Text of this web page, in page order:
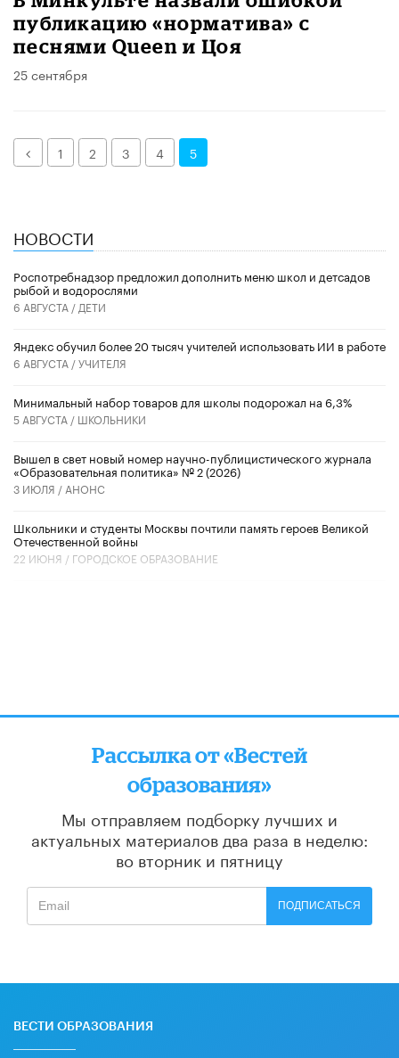
публикацию «норматива» с
песнями Queen и Цоя
25 сентября
Назад1 2 3 4 5
НОВОСТИ
Роспотребнадзор предложил дополнить меню школ и детсадов
рыбой и водорослями
6 АВГУСТА / ДЕТИ
​Яндекс обучил более 20 тысяч учителей использовать ИИ в работе
6 АВГУСТА /УЧИТЕЛЯ
Минимальный набор товаров для школы подорожал на 6,3%
5 АВГУСТА / ШКОЛЬНИКИ
Вышел в свет новый номер научно-публицистического журнала
«Образовательная политика» № 2 (2026)
3 ИЮЛЯ / АНОНС
Школьники и студенты Москвы почтили память героев Великой
Отечественной войны
22 ИЮНЯ / ГОРОДСКОЕ ОБРАЗОВАНИЕ
Рассылка от «Вестей
образования»
Мы отправляем подборку лучших и
актуальных материалов два раза в неделю:
во вторник и пятницу
ПОДПИСАТЬСЯ
ВЕСТИ ОБРАЗОВАНИЯ